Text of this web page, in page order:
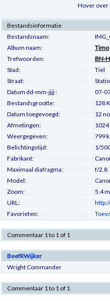
Hover over
Bestandsinformatie
Bestandsnaam:
Album naam:
Timo
Trefwoorden:
BN-
Stad:
Tiel
Straat:
Datum dd-mm-jjjj :
07-
Bestandsgrootte:
128
Datum toegevoegd:
12
Afmetingen:
1024
Weergegeven:
799
Belichtingstijd:
1/
Fabrikant:
Maximaal diafragma:
f/2.8
Model:
Zoom:
5.4
URL:
Favorieten:
Commentaar 1 to 1 of 1
BeefRWijker
Wright Commander
Commentaar 1 to 1 of 1